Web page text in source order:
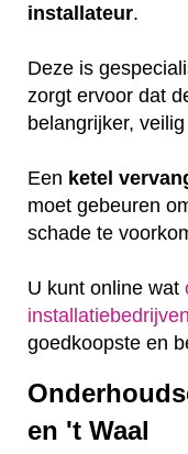
installateur.
Deze is
zorgt ervoor dat
belangrijker,
Een ketel
moet gebeuren
schade te
U kunt online wat
goedkoopste en
en 't Waal